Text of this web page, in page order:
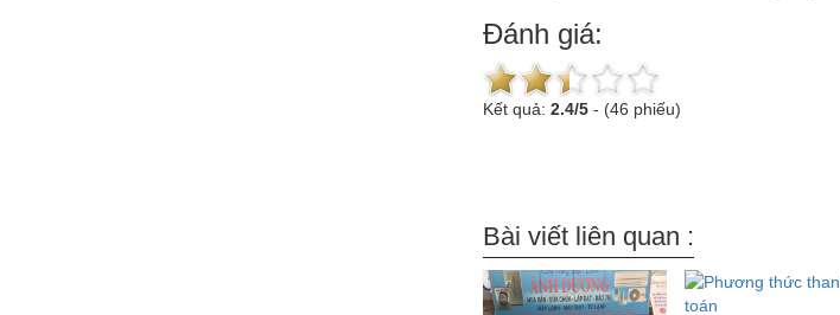
Đánh giá:
Kết quả: 2.4/5 - (46 phiếu)
Bài viết liên quan :